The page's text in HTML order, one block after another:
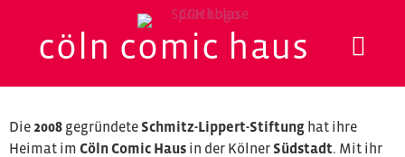
cöln comic haus
Die 2008 gegründete Schmitz-Lippert-Stiftung hat ihre
Heimat im Cöln Comic Haus in der Kölner Südstadt. Mit ihr